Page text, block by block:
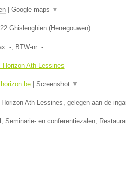
| Google maps ▼
Ghislenghien(Henegouwen)
-, BTW-nr: -
Horizon Ath-Lessines
| Screenshot ▼
Ath Lessines, gelegen aan de
Seminarie- en conferentiezalen,